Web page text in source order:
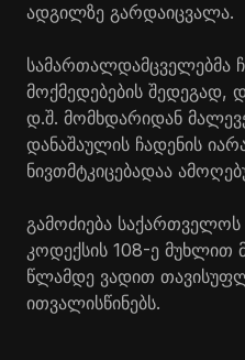
ადგილზე გარდაიცვალა.
სამართალდამცველებმა
მოქმედებების
დ.შ. მომხდარიდან
დანაშაულის ჩადენის
ნივთმტკიცებადაა
გამოძიება
კოდექსის 108-ე მუხლით
წლამდე ვადით
ითვალისწინებს.